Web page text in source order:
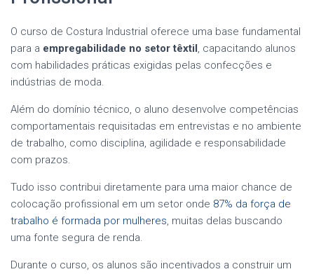
O curso de Costura Industrial oferece uma base fundamental
para a empregabilidade no setor têxtil, capacitando alunos
com habilidades práticas exigidas pelas confecções e
indústrias de moda.
Além do domínio técnico, o aluno desenvolve competências
comportamentais requisitadas em entrevistas e no ambiente
de trabalho, como disciplina, agilidade e responsabilidade
com prazos.
Tudo isso contribui diretamente para uma maior chance de
colocação profissional em um setor onde 87% da força de
trabalho é formada por mulheres, muitas delas buscando
uma fonte segura de renda.
Durante o curso, os alunos são incentivados a construir um